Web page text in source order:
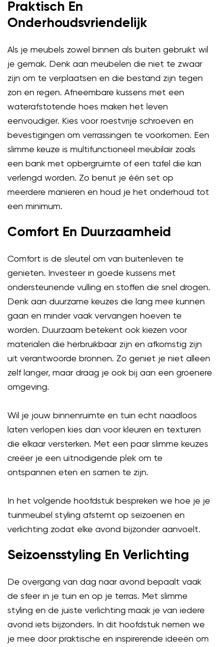
Praktisch En
Onderhoudsvriendelijk
Als je meubels zowel binnen als buiten gebruikt wil
je gemak. Denk aan meubelen die niet te zwaar
zijn om te verplaatsen en die bestand zijn tegen
zon en regen. Afneembare kussens met een
waterafstotende hoes maken het leven
eenvoudiger. Kies voor roestvrije schroeven en
bevestigingen om verrassingen te voorkomen. Een
slimme keuze is multifunctioneel meubilair zoals
een bank met opbergruimte of een tafel die kan
verlengd worden. Zo benut je één set op
meerdere manieren en houd je het onderhoud tot
een minimum.
Comfort En Duurzaamheid
Comfort is de sleutel om van buitenleven te
genieten. Investeer in goede kussens met
ondersteunende vulling en stoffen die snel drogen.
Denk aan duurzame keuzes die lang mee kunnen
gaan en minder vaak vervangen hoeven te
worden. Duurzaam betekent ook kiezen voor
materialen die herbruikbaar zijn en afkomstig zijn
uit verantwoorde bronnen. Zo geniet je niet alleen
zelf langer, maar draag je ook bij aan een groenere
omgeving.
Wil je jouw binnenruimte en tuin echt naadloos
laten verlopen kies dan voor kleuren en texturen
die elkaar versterken. Met een paar slimme keuzes
creëer je een uitnodigende plek om te
ontspannen eten en samen te zijn.
In het volgende hoofdstuk bespreken we hoe je je
tuinmeubel styling afstemt op seizoenen en
verlichting zodat elke avond bijzonder aanvoelt.
Seizoensstyling En Verlichting
De overgang van dag naar avond bepaalt vaak
de sfeer in je tuin en op je terras. Met slimme
styling en de juiste verlichting maak je van iedere
avond iets bijzonders. In dit hoofdstuk nemen we
je mee door praktische en inspirerende ideeën om